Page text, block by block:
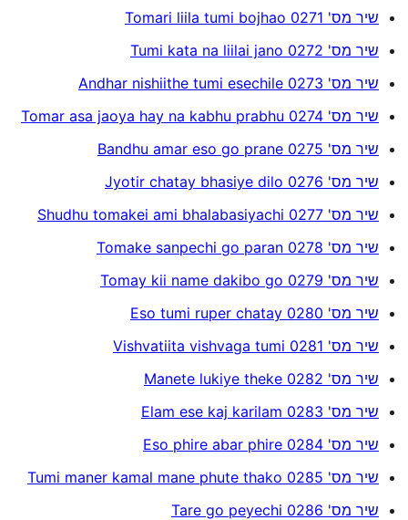
שיר מס' 0271 Tomari liila tumi bojhao
שיר מס' 0272 Tumi kata na liilai jano
שיר מס' 0273 Andhar nishiithe tumi esechile
שיר מס' 0274 Tomar asa jaoya hay na kabhu prabhu
שיר מס' 0275 Bandhu amar eso go prane
שיר מס' 0276 Jyotir chatay bhasiye dilo
שיר מס' 0277 Shudhu tomakei ami bhalabasiyachi
שיר מס' 0278 Tomake sanpechi go paran
שיר מס' 0279 Tomay kii name dakibo go
שיר מס' 0280 Eso tumi ruper chatay
שיר מס' 0281 Vishvatiita vishvaga tumi
שיר מס' 0282 Manete lukiye theke
שיר מס' 0283 Elam ese kaj karilam
שיר מס' 0284 Eso phire abar phire
שיר מס' 0285 Tumi maner kamal mane phute thako
שיר מס' 0286 Tare go peyechi